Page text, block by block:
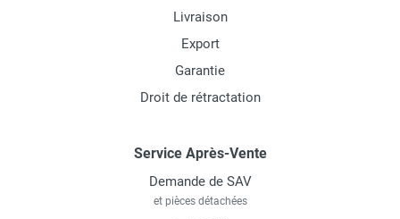
Livraison
Export
Garantie
Droit de rétractation
Service Après-Vente
Demande de SAV
et pièces détachées